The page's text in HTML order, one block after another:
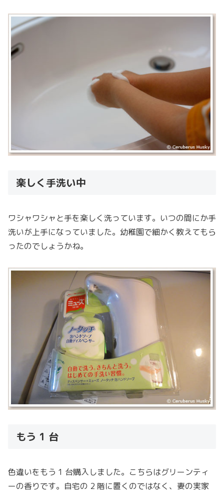
楽しく手洗い中
ワシャワシャと手を楽しく洗っています。いつの間にか手
洗いが上手になっていました。幼稚園で細かく教えてもら
ったのでしょうかね。
もう 1 台
色違いをもう 1 台購入しました。こちらはグリーンティ
ーの香りです。自宅の 2 階に置くのではなく、妻の実家